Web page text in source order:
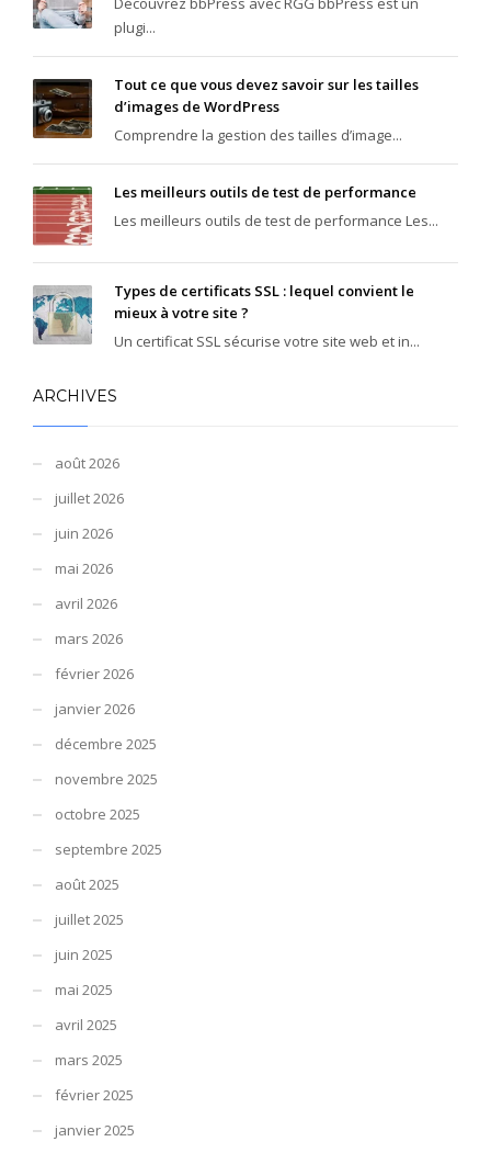
plugi...
Tout ce que vous devez savoir sur les tailles
d’images de WordPress
Comprendre la gestion des tailles d’image...
Les meilleurs outils de test de performance
Les meilleurs outils de test de performance Les...
Types de certificats SSL : lequel convient le
mieux à votre site ?
Un certificat SSL sécurise votre site web et in...
ARCHIVES
août 2026
juillet 2026
juin 2026
mai 2026
avril 2026
mars 2026
février 2026
janvier 2026
décembre 2025
novembre 2025
octobre 2025
septembre 2025
août 2025
juillet 2025
juin 2025
mai 2025
avril 2025
mars 2025
février 2025
janvier 2025